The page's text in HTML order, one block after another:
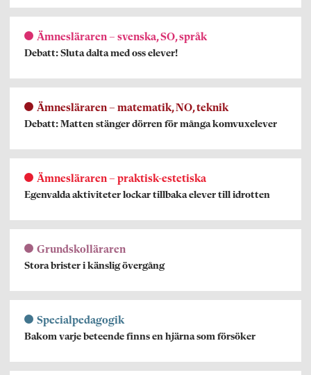
Ämnesläraren – svenska, SO, språk
Debatt: Sluta dalta med oss elever!
Ämnesläraren – matematik, NO, teknik
Debatt: Matten stänger dörren för många komvuxelever
Ämnesläraren – praktisk-estetiska
Egenvalda aktiviteter lockar tillbaka elever till idrotten
Grundskolläraren
Stora brister i känslig övergång
Specialpedagogik
Bakom varje beteende finns en hjärna som försöker